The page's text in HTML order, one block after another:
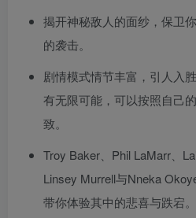
揭开神秘敌人的面纱，保卫
的袭击。
剧情模式情节丰富，引人入
有无限可能，可以按照自己
致。
Troy Baker、Phil LaMarr、
Linsey Murrell与Nneka
带你体验其中的悲喜与跌宕。